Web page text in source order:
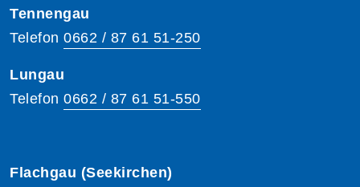
Tennengau
Telefon 0662 / 87 61 51-250
Lungau
Telefon 0662 / 87 61 51-550
Flachgau (Seekirchen)